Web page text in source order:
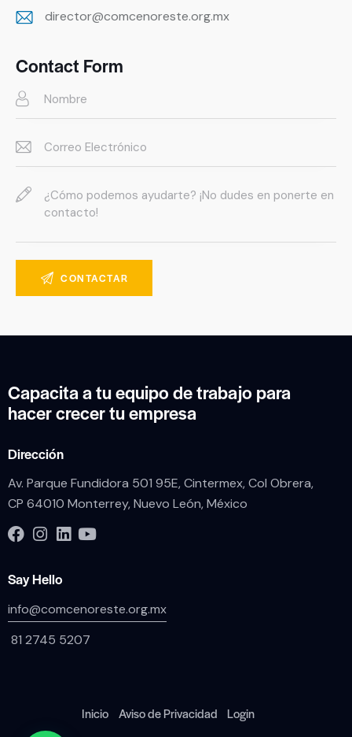
m
ail:
director@comcenoreste.org.mx
Contact Form
Capacita a tu equipo de trabajo para
hacer crecer tu empresa
Dirección
Av. Parque Fundidora 501 95E, Cintermex, Col Obrera,
CP 64010 Monterrey, Nuevo León, México
Say Hello
info@comcenoreste.org.mx
81 2745 5207
Inicio Aviso de Privacidad Login